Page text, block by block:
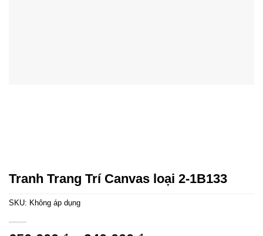
Tranh Trang Trí Canvas loại 2-1B133
SKU: Không áp dụng